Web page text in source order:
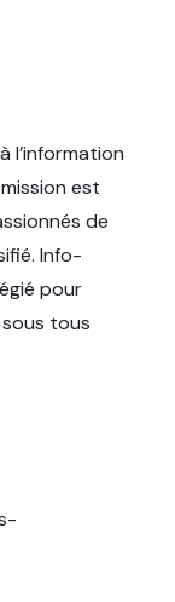
l’information
est
de
Info-
pour
tous